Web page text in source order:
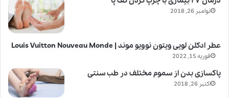
نوامبر 26, 2018
عطر ادکلن لویی ویتون نوویو موند | Louis Vuitton Nouveau Monde
فوریه 15, 2022
پاکسازی بدن از سموم مختلف در طب سنتی
اکتبر 26, 2018